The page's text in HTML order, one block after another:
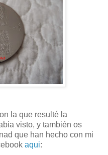
la que resulté la
visto, y también os
que han hecho con mi
aqui: